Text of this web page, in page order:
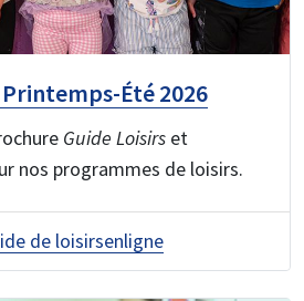
Été 2026
Guide Loisirs et
nos programmes de loisirs.
de loisirsenligne